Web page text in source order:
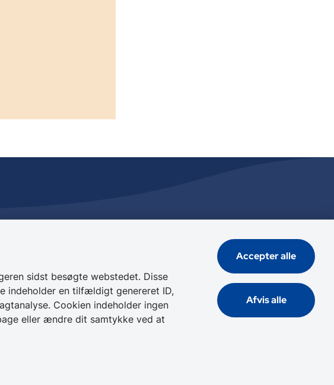
til
Tilgængelighedserklæring
Cookies
Databeskyttelse
sidst besøgte webstedet. Disse
indeholder en tilfældigt genereret ID,
Cookien indeholder ingen
eller ændre dit samtykke ved at
Accepter alle
Afvis alle